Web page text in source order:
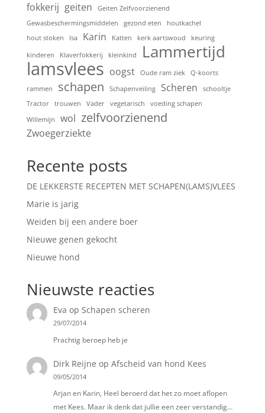
fokkerij geiten
Geiten Zelfvoorzienend
Gewasbeschermingsmiddelen
gezond eten
houtkachel
hout stoken
Isa Karin Katten kerk aartswoud keuring
kinderen Klaverfokkerij kleinkind Lammertijd
lamsvlees oogst Oude ram ziek
Q-koorts
rammen
schapen Schapenveiling Scheren
schooltje
Tractor
trouwen Vader vegetarisch
voeding schapen
Willemijn
wol zelfvoorzienend
Zwoegerziekte
Recente posts
DE LEKKERSTE RECEPTEN MET SCHAPEN(LAMS)VLEES
Marie is jarig
Weiden bij een andere boer
Nieuwe genen gekocht
Nieuwe hond
Nieuwste reacties
Eva opSchapen scheren
29/07/2014
Prachtig beroep heb je
Dirk Reijne opAfscheid van hond Kees
09/05/2014
Arjan en Karin, Heel beroerd dat het zo moet aflopen
met Kees. Maar ik denk dat jullie een zeer verstandig…